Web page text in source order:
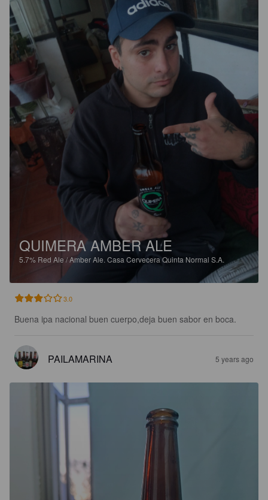
QUIMERA AMBER ALE
5.7% Red Ale / Amber Ale. Casa Cervecera Quinta Normal S.A.
3.0
Buena ipa nacional buen cuerpo,deja buen sabor en boca.
PAILAMARINA 5 years ago